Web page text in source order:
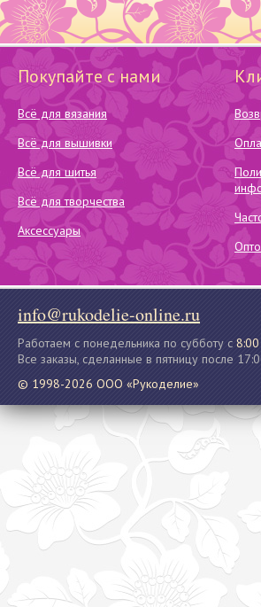
Покупайте с нами
Всё для вязания
Всё для вышивки
Всё для шитья
Всё для творчества
Аксессуары
info@rukodelie-online.ru
Работаем с понедельника по субботу с
Все заказы, сделанные в пятницу после
© 1998-2026 ООО «Рукоделие»